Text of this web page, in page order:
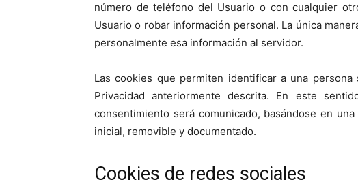
número de teléfono del Usuario o con cualquier
Usuario o robar información personal. La única
personalmente esa información al servidor.
Las cookies que permiten identificar a una
Privacidad anteriormente descrita. En este
consentimiento será comunicado, basándose en
inicial, removible y documentado.
Cookies de redes sociales